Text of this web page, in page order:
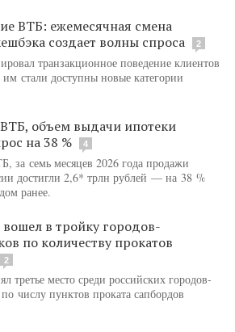
ВТБ: ежемесячная смена
создает волны спроса
2
транзакционное поведение клиентов
им стали доступны новые категории
объем выдачи ипотеки
на 38 %
4
за семь месяцев 2026 года продажи
достигли 2,6* трлн рублей — на 38 %
ранее.
в тройку городов-
по количеству прокатов
2
третье место среди российских городов-
числу пунктов проката сапбордов